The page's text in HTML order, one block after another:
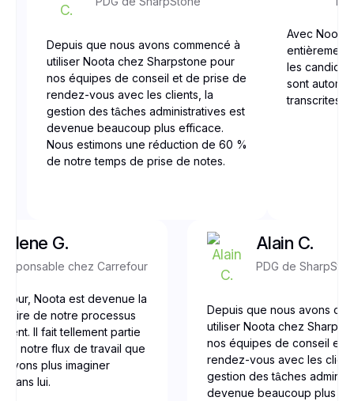
Depuis que nous avons commencé à
utiliser Noota chez Sharpstone pour
nos équipes de conseil et de prise de
rendez-vous avec les clients, la
gestion des tâches administratives est
devenue beaucoup plus efficace.
Nous estimons une réduction de 60 %
de notre temps de prise de notes.
Avec
entièrement
les
sont
transcrites
G.
chez Carrefour
Noota est devenue la
de notre processus
Il fait tellement partie
de notre flux de travail que
plus imaginer
sans lui.
Alain C.
PDG de
Depuis que nous avons
utiliser Noota chez
nos équipes de conseil et
rendez-vous avec les
gestion des tâches
devenue beaucoup plus